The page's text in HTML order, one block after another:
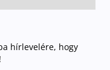
hírlevelére, hogy